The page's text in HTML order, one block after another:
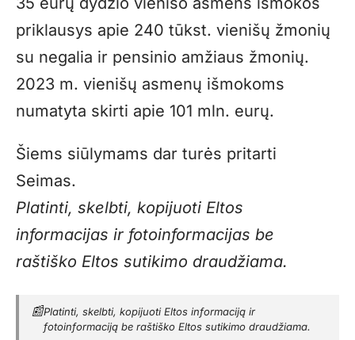
priklausys apie 240 tūkst. vienišų žmonių
su negalia ir pensinio amžiaus žmonių.
2023 m. vienišų asmenų išmokoms
numatyta skirti apie 101 mln. eurų.
Šiems siūlymams dar turės pritarti
Seimas.
Platinti, skelbti, kopijuoti Eltos
informacijas ir fotoinformacijas be
raštiško Eltos sutikimo draudžiama.
📰Platinti, skelbti, kopijuoti Eltos informaciją ir
fotoinformaciją be raštiško Eltos sutikimo draudžiama.